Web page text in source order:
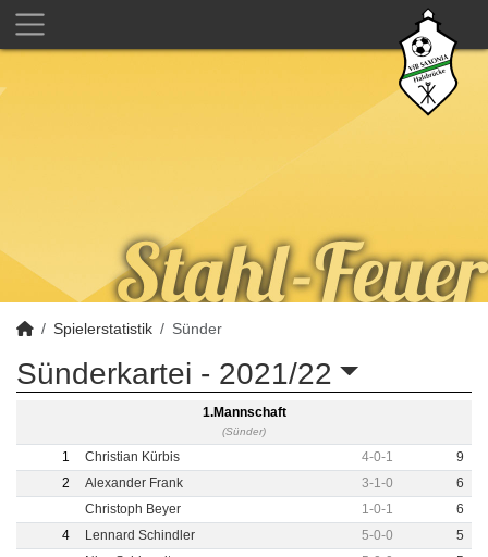
Spielerstatistik Sünder
Sünderkartei - 2021/22
1.Mannschaft
(Sünder)
1 Christian Kürbis 4-0-1
9
2
Alexander Frank 3-1-0
6
Christoph Beyer
1-0-1
6
4
Lennard Schindler 5-0-0
5